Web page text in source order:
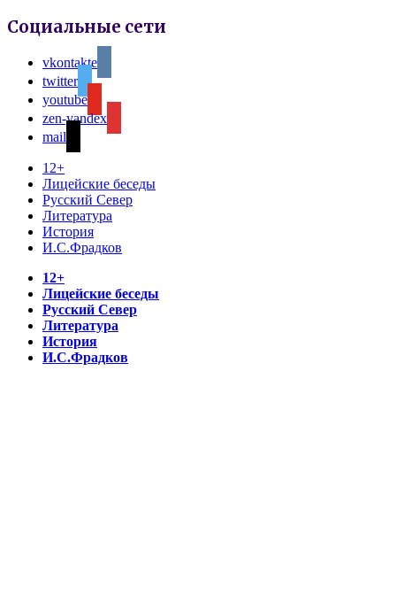
Социальные сети
vkontakte
twitter
youtube
zen-yandex
mail
12+
Лицейские беседы
Русский Север
Литература
История
И.С.Фрадков
12+
Лицейские беседы
Русский Север
Литература
История
И.С.Фрадков